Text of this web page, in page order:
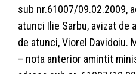
sub nr.61007/09.02.2009,
atunci Ilie Sarbu, avizat
de atunci, Viorel Davidoiu.
– nota anterior amintit